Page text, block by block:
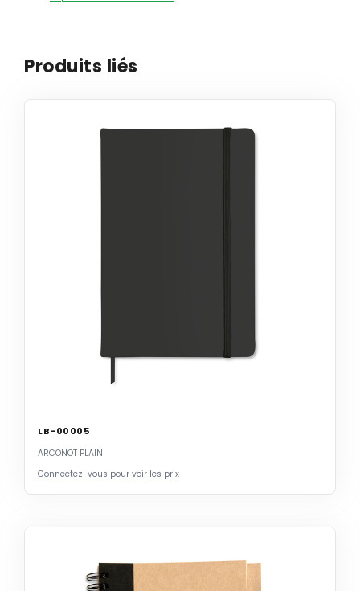
Produits liés
LB-00005
ARCONOT PLAIN
Connectez-vous pour voir les prix